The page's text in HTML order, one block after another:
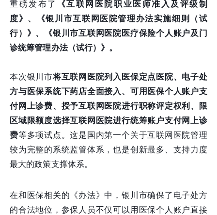
重磅发布了
《互联网医院职业医师准入及评级制
度》、《银川市互联网医院管理办法实施细则（试
行）》、《银川市互联网医院医疗保险个人账户及门
诊统筹管理办法（试行）》。
本次银川市将互联网医院列入医保定点医院、电子处
方与医保系统下药店全面接入、可用医保个人账户支
付网上诊费、 授予互联网医院进行职称评定权利、 限
区域限额度选择互联网医院进行统筹账户支付网上诊
费等多项试点。这是国内第一个关于互联网医院管理
较为完整的系统监管体系，也是创新最多、支持力度
最大的政策支撑体系。
在和医保相关的《办法》中，银川市确保了电子处方
的合法地位，参保人员不仅可以用医保个人账户直接